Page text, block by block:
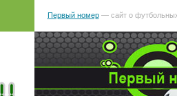
Первый номер— сайт о